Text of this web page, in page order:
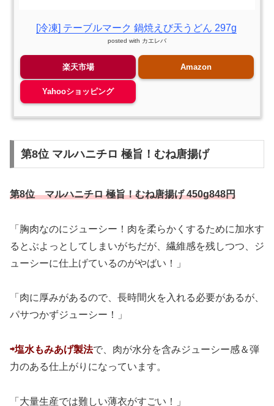
[冷凍] テーブルマーク 鍋焼えび天うどん 297g
posted with カエレバ
楽天市場 Amazon
Yahooショッピング
第8位 マルハニチロ 極旨！むね唐揚げ
第8位 マルハニチロ 極旨！むね唐揚げ 450g848円
「胸肉なのにジューシー！肉を柔らかくするために加水す
るとぶよっとしてしまいがちだが、繊維感を残しつつ、ジ
ューシーに仕上げているのがやばい！」
「肉に厚みがあるので、長時間火を入れる必要があるが、
パサつかずジューシー！」
⇨塩水もみあげ製法で、肉が水分を含みジューシー感＆弾
力のある仕上がりになっています。
「大量生産では難しい薄衣がすごい！」